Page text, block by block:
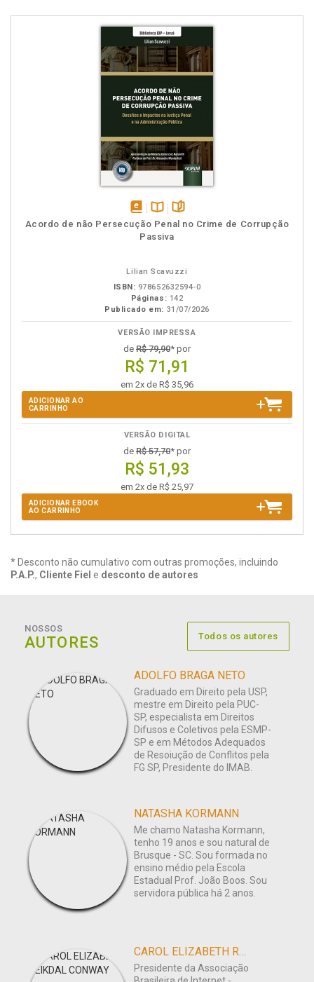
disponível
em
Disponível
na
páginas
Acordo de não Persecução Penal no Crime de Corrupção
Passiva
Lilian Scavuzzi
ISBN: 978652632594-0
Páginas: 142
Publicado em: 31/07/2026
VERSÃO IMPRESSA
de R$ 79,90* por
R$ 71,91
em 2x de R$ 35,96
ADICIONAR AO
CARRINHO
VERSÃO DIGITAL
de R$ 57,70* por
R$ 51,93
em 2x de R$ 25,97
ADICIONAR EBOOK
AO CARRINHO
* Desconto não cumulativo com outras promoções, incluindo
P.A.P., Cliente Fiel e desconto de autores
NOSSOS
AUTORES Todos os autores
ADOLFO BRAGA NETO
Graduado em Direito pela USP,
mestre em Direito pela PUC-
SP, especialista em Direitos
Difusos e Coletivos pela ESMP-
SP e em Métodos Adequados
de Resoiução de Conflitos pela
FG SP, Presidente do IMAB.
NATASHA KORMANN
Me chamo Natasha Kormann,
tenho 19 anos e sou natural de
Brusque - SC. Sou formada no
ensino médio pela Escola
Estadual Prof. João Boos. Sou
servidora pública há 2 anos.
CAROL ELIZABETH REIKDAL CONWAY
Presidente da Associação